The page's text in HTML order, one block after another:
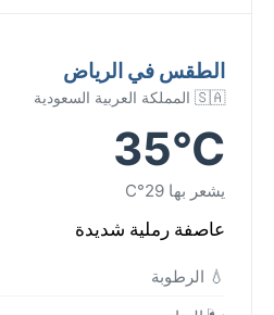
الطقس في الرياض
🇸🇦 المملكة العربية السعودية
35°C
يشعر بها 29°C
عاصفة رملية شديدة
💧 الرطوبة